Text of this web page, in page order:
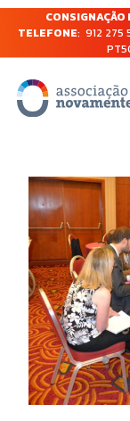
CONSIGNAÇÃO
TELEFONE: 912 275